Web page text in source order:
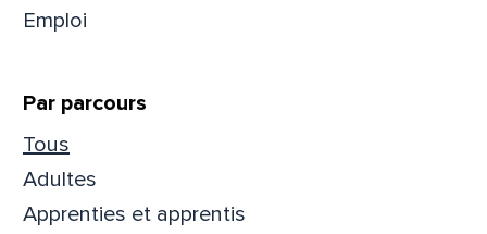
Emploi
Par parcours
Tous
Adultes
Apprenties et apprentis